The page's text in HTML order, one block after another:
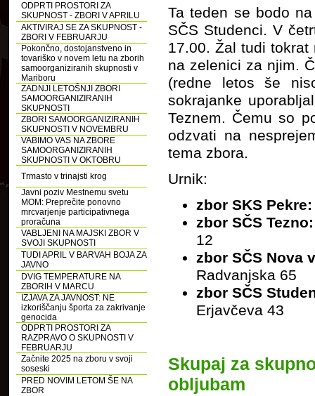
ODPRTI PROSTORI ZA
SKUPNOST - ZBORI V APRILU
AKTIVIRAJ SE ZA SKUPNOST -
ZBORI V FEBRUARJU
Pokončno, dostojanstveno in
tovariško v novem letu na zborih
samoorganiziranih skupnosti v
Mariboru
ZADNJI LETOŠNJI ZBORI
SAMOORGANIZIRANIH
SKUPNOSTI
ZBORI SAMOORGANIZIRANIH
SKUPNOSTI V NOVEMBRU
VABIMO VAS NA ZBORE
SAMOORGANIZIRANIH
SKUPNOSTI V OKTOBRU
Trmasto v trinajsti krog
Javni poziv Mestnemu svetu
MOM: Preprečite ponovno
mrcvarjenje participativnega
proračuna
VABLJENI NA MAJSKI ZBOR V
SVOJI SKUPNOSTI
TUDI APRIL V BARVAH BOJA ZA
JAVNO
DVIG TEMPERATURE NA
ZBORIH V MARCU
IZJAVA ZA JAVNOST: NE
izkoriščanju športa za zakrivanje
genocida
ODPRTI PROSTORI ZA
RAZPRAVO O SKUPNOSTI V
FEBRUARJU
Začnite 2025 na zboru v svoji
soseski
PRED NOVIM LETOM ŠE NA
ZBOR
Ta teden se bodo
SČS Studenci. V
17.00. Žal tudi
na zelenici za njim.
(redne letos še
sokrajanke
Teznem. Čemu so
odzvati na
tema zbora.
Urnik:
zbor SKS Pekre:
zbor SČS
12
zbor SČS Nova
Radvanjska 65
zbor SČS
Erjavčeva 43
Skupaj za
obljubam